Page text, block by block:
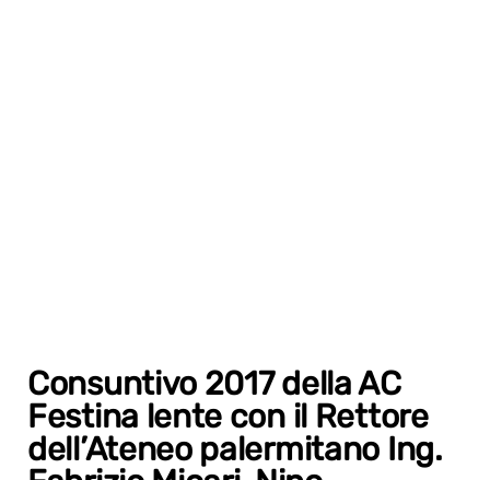
Consuntivo 2017 della AC
Festina lente con il Rettore
dell’Ateneo palermitano Ing.